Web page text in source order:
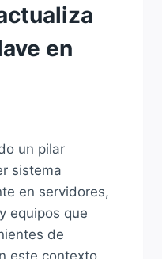
en
un pilar
sistema
en servidores,
equipos que
de